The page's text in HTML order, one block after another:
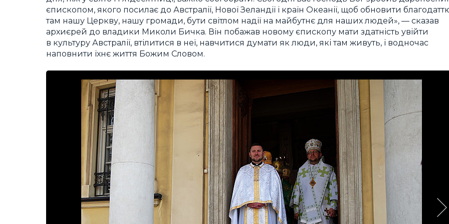
єпископом, якого посилає до Австралії, Нової Зеландії і країн Океанії, щоб обновити
там нашу Церкву, нашу громади, бути світлом надії на майбутнє для наших людей», — сказав
архиєрей до владики Миколи Бичка. Він побажав новому єпископу мати здатність увійти
в культуру Австралії, втілитися в неї, навчитися думати як люди, які там живуть, і водночас
наповнити їхнє життя Божим Словом.